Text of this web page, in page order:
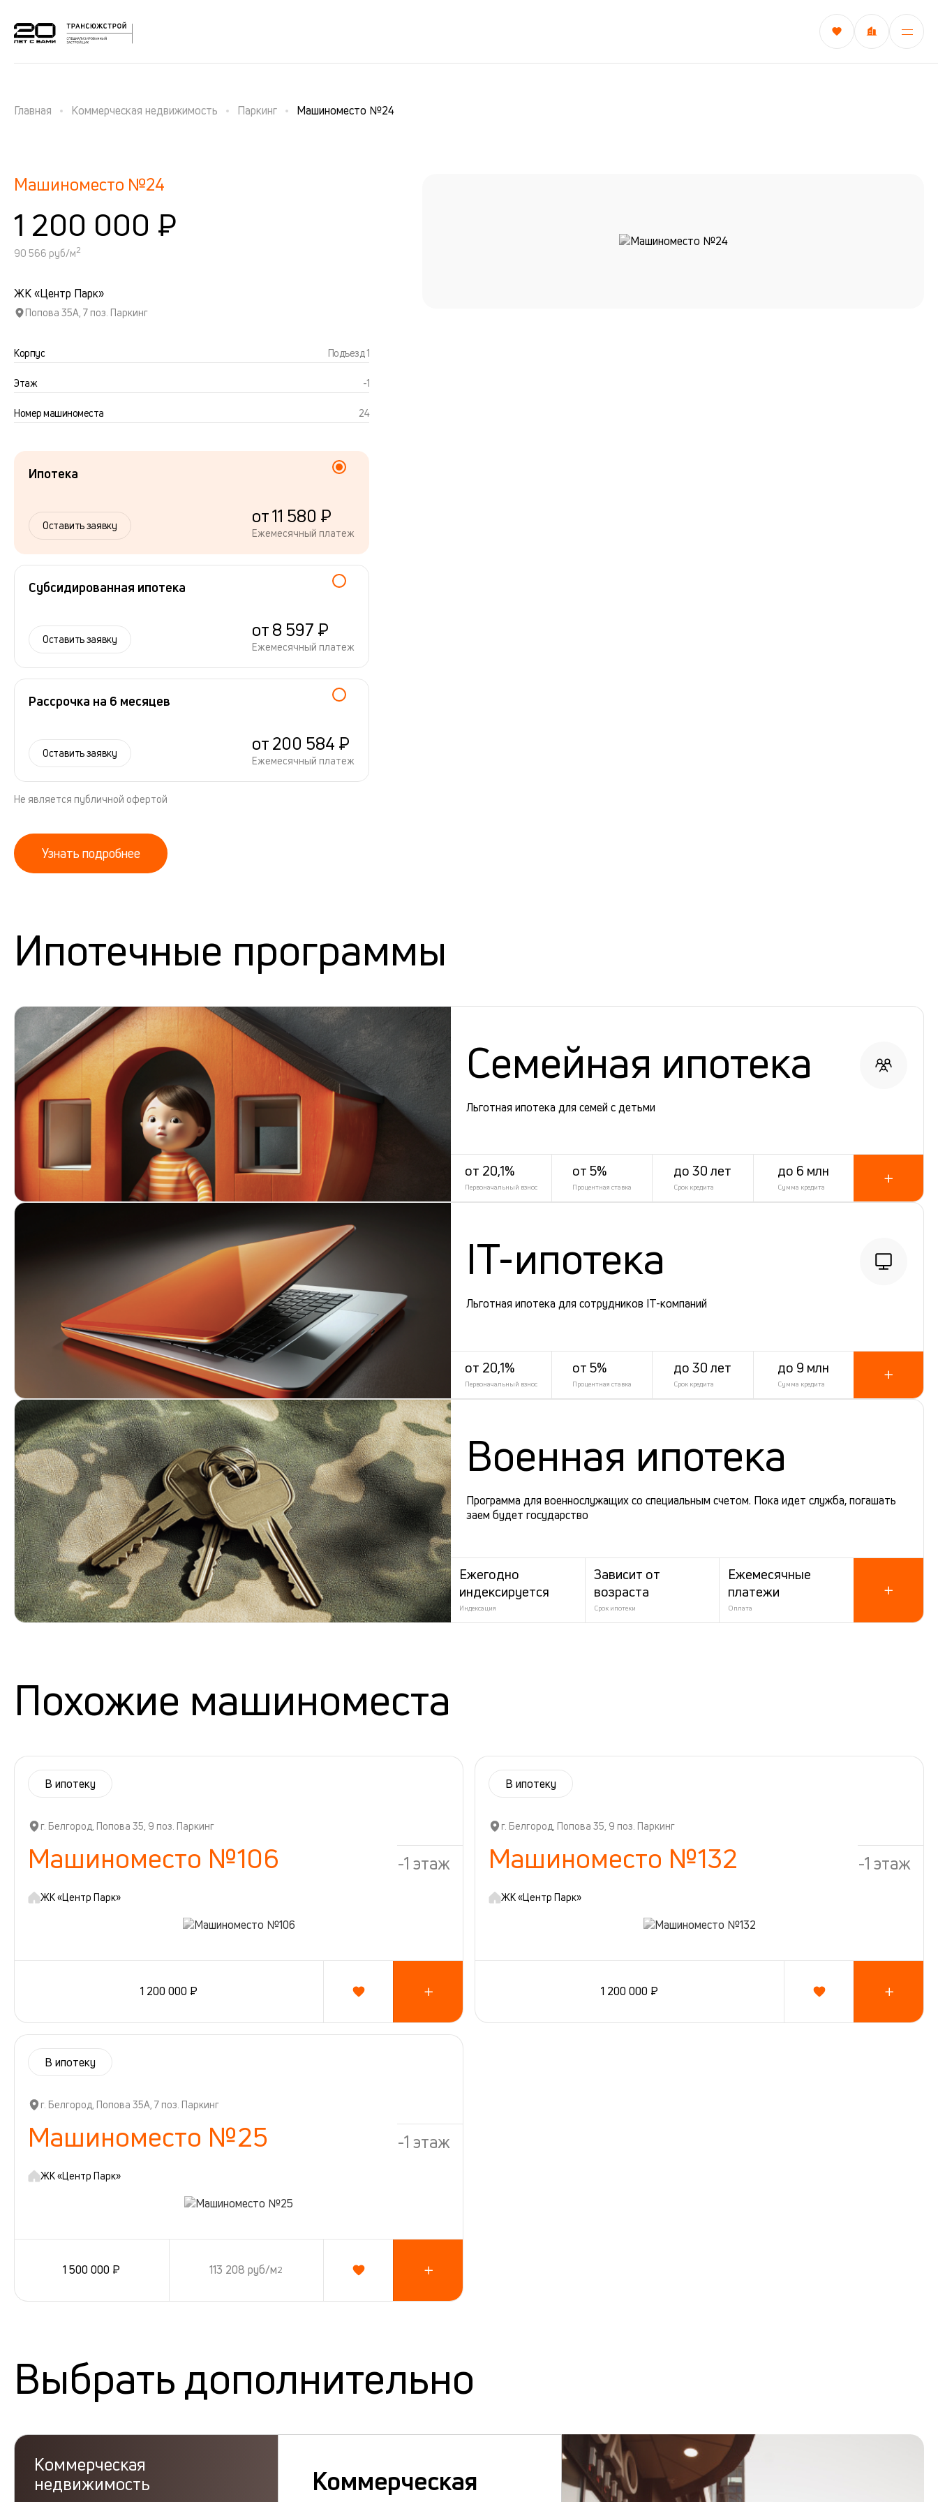
Главная Коммерческая недвижимость Паркинг Машиноместо №24
Машиноместо №24
1 200 000 ₽
90 566 руб/м2
ЖК «Центр Парк»
Попова 35А, 7 поз. Паркинг
Корпус Подъезд 1
Этаж -1
Номер машиноместа 24
Ипотека
Оставить заявку от 11 580 ₽
Ежемесячный платеж
Субсидированная ипотека
Оставить заявку от 8 597 ₽
Ежемесячный платеж
Рассрочка на 6 месяцев
Оставить заявку от 200 584 ₽
Ежемесячный платеж
Не является публичной офертой
Узнать подробнее
Ипотечные программы
Семейная ипотека
Льготная ипотека для семей с детьми
от 20,1%
Первоначальный взнос
от 5%
Процентная ставка
до 30 лет
Срок кредита
до 6 млн
Сумма кредита
IT-ипотека
Льготная ипотека для сотрудников IT-компаний
от 20,1%
Первоначальный взнос
от 5%
Процентная ставка
до 30 лет
Срок кредита
до 9 млн
Сумма кредита
Военная ипотека
Программа для военнослужащих со специальным счетом. Пока идет служба, погашать
заем будет государство
Ежегодно
индексируется
Индексация
Зависит от
возраста
Срок ипотеки
Ежемесячные
платежи
Оплата
Похожие машиноместа
В ипотеку
г. Белгород, Попова 35, 9 поз. Паркинг
Машиноместо №106 -1 этаж
ЖК «Центр Парк»
1 200 000 ₽
В ипотеку
г. Белгород, Попова 35, 9 поз. Паркинг
Машиноместо №132 -1 этаж
ЖК «Центр Парк»
1 200 000 ₽
В ипотеку
г. Белгород, Попова 35А, 7 поз. Паркинг
Машиноместо №25 -1 этаж
ЖК «Центр Парк»
1 500 000 ₽ 113 208 руб/м2
Выбрать дополнительно
Коммерческая
недвижимость
Коммерческая